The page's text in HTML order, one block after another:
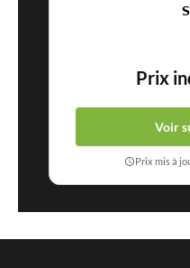
Prix
Voir
Prix mis à